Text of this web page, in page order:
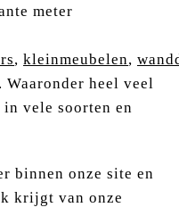
meter
, kleinmeubelen,
Waaronder heel veel
vele soorten en
binnen onze site en
krijgt van onze